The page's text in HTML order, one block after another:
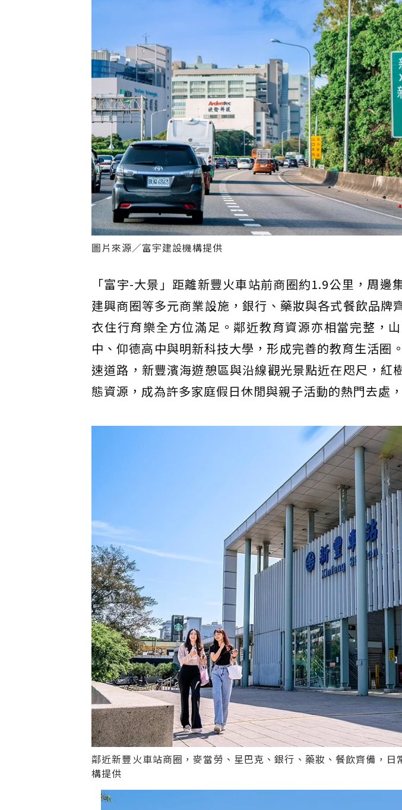
圖片來源／富宇建設機構提供
「富宇-大景」距離新豐火車站前商圈約1.9公里，周
建興商圈等多元商業設施，銀行、藥妝與各式餐飲品牌
衣住行育樂全方位滿足。鄰近教育資源亦相當完整，
中、仰德高中與明新科技大學，形成完善的教育生活圈
速道路，新豐濱海遊憩區與沿線觀光景點近在咫尺，紅
態資源，成為許多家庭假日休閒與親子活動的熱門去處
鄰近新豐火車站商圈，麥當勞、星巴克、銀行、藥妝、餐飲齊備，
構提供